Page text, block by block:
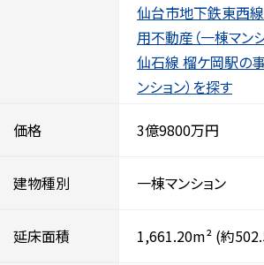
仙台市地下鉄東西
用不動産（一棟マン
仙石線 榴ケ岡駅の
ンション）を探す
価格 3億9800万円
建物種別 一棟マンション
延床面積 1,661.20m² (約